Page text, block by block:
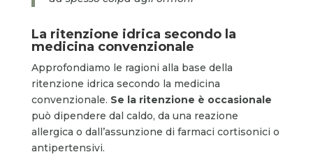
La ritenzione idrica secondo la
medicina convenzionale
Approfondiamo le ragioni alla base della
ritenzione idrica secondo la medicina
convenzionale. Se la ritenzione è occasionale
può dipendere dal caldo, da una reazione
allergica o dall’assunzione di farmaci cortisonici o
antipertensivi.